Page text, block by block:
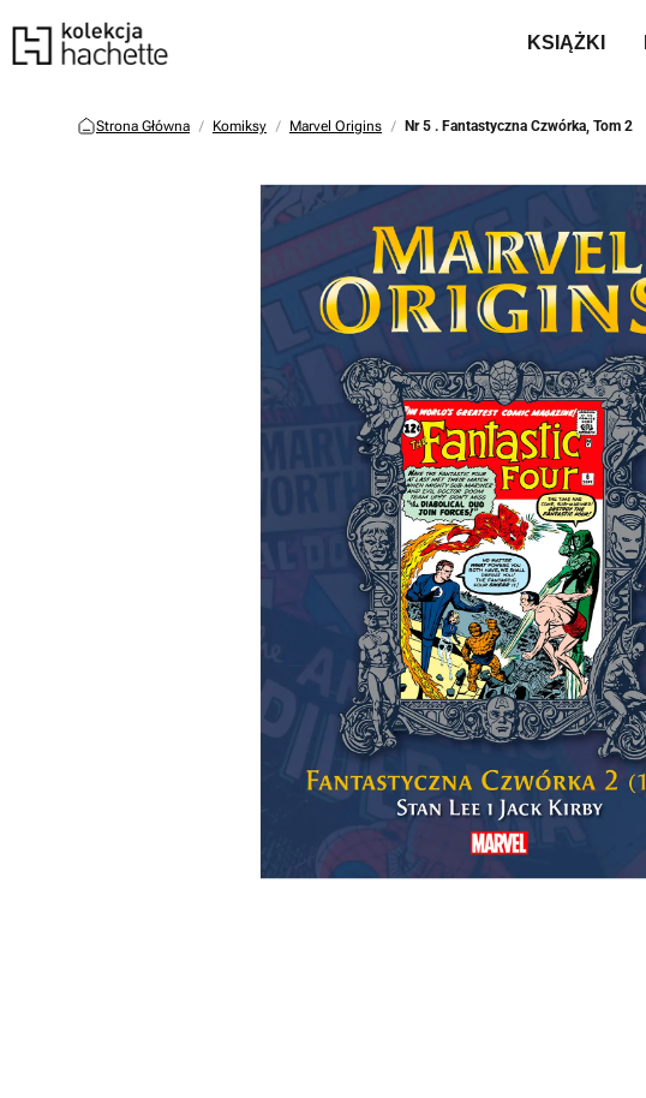
KSIĄŻKI
Strona Główna Komiksy Marvel Origins Nr 5 . Fantastyczna Czwórka, Tom 2